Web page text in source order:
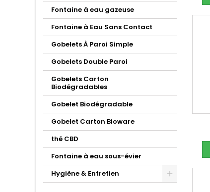
Fontaine à eau gazeuse
Fontaine à Eau Sans Contact
Gobelets À Paroi Simple
Gobelets Double Paroi
Gobelets Carton
Biodégradables
Gobelet Biodégradable
Gobelet Carton Bioware
thé CBD
Fontaine à eau sous-évier
Hygiène & Entretien